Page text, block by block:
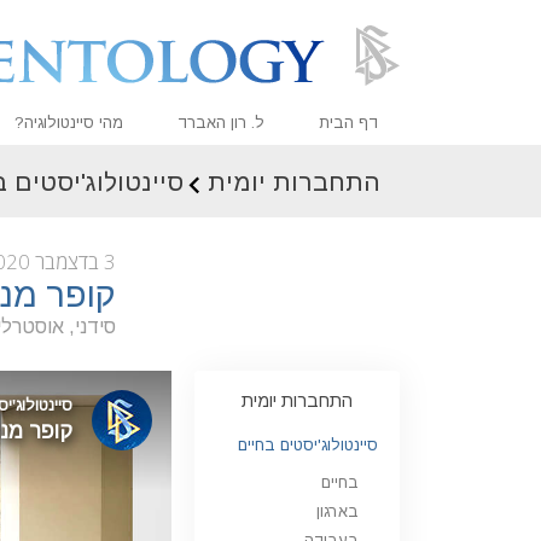
דף הבית ל. רון האברד מהי סיינטולוגיה?
אמונות ועיסוק
מה סיינטולוגים
פגוש סיינטולוג
העקרונות
מבוא לדיאנטיקה
התחברות יומית סיינטולוג'יסטים
3 בדצמבר 2020
קופר
סידני,
התחברות יומית
סיינטולוג'יסטים בחיים
בחיים
בארגון